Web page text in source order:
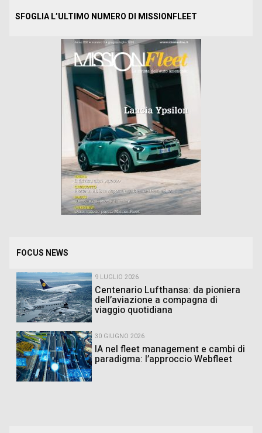
SFOGLIA L’ULTIMO NUMERO DI MISSIONFLEET
FOCUS NEWS
9 LUGLIO 2026
Centenario Lufthansa: da pioniera
dell’aviazione a compagna di
viaggio quotidiana
30 GIUGNO 2026
IA nel fleet management e cambi di
paradigma: l’approccio Webfleet